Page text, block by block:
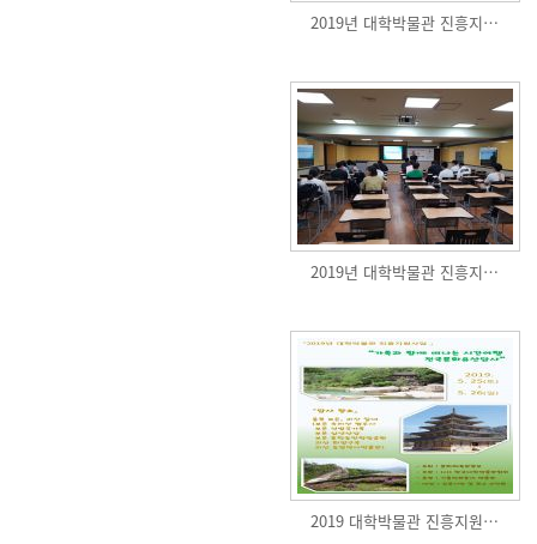
2019년 대학박물관 진흥지…
2019년 대학박물관 진흥지…
2019 대학박물관 진흥지원…